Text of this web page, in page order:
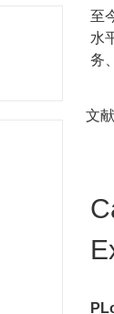
至
水
务
文